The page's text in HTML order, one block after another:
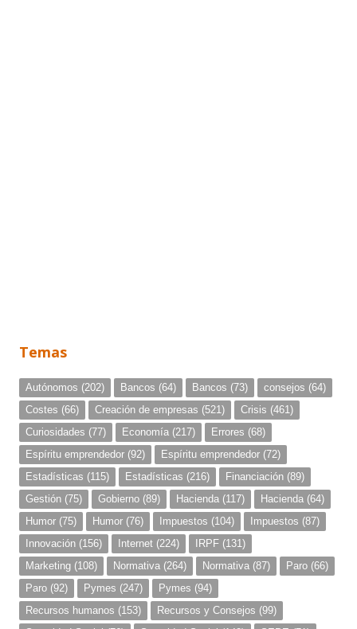
Temas
Autónomos (202) Bancos (64) Bancos (73) consejos (64)
Costes (66) Creación de empresas (521) Crisis (461)
Curiosidades (77) Economía (217) Errores (68)
Espíritu emprendedor (92) Espíritu emprendedor (72)
Estadísticas (115) Estadísticas (216) Financiación (89)
Gestión (75) Gobierno (89) Hacienda (117) Hacienda (64)
Humor (75) Humor (76) Impuestos (104) Impuestos (87)
Innovación (156) Internet (224) IRPF (131)
Marketing (108) Normativa (264) Normativa (87) Paro (66)
Paro (92) Pymes (247) Pymes (94)
Recursos humanos (153) Recursos y Consejos (99)